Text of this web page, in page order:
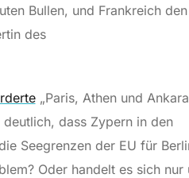
Bullen, und Frankreich den
des
„Paris, Athen und
dass Zypern in den
Seegrenzen der EU für
Oder handelt es sich nur